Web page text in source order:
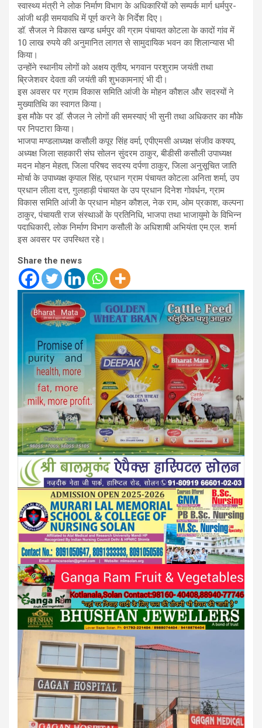
स्वास्थ्य मंत्री ने लोक निर्माण विभाग के अधिकारियों को सम्पर्क मार्ग धर्मपुर-
आंजी थड़ी समयावधि में पूर्ण करने के निर्देश दिए।
डॉ. सैजल ने विकास खण्ड धर्मपुर की ग्राम पंचायत कोटला के कादों गांव में
10 लाख रुपये की अनुमानित लागत से सामुदायिक भवन का शिलान्यास भी
किया।
उन्होंने स्थानीय लोगों को अक्षय तृतीय, भगवान परशुराम जयंती तथा
ब्रिजेशवर देवता की जयंती की शुभकामनाएं भी दी।
इस अवसर पर ग्राम विकास समिति आंजी के मोहन कौशल और सदस्यों ने
मुख्यातिथि का स्वागत किया।
इस मौके पर डॉ. सैजल ने लोगों की समस्याएं भी सुनी तथा अधिकतर का मौके
पर निपटारा किया।
भाजपा मण्डलाध्यक्ष कसौली कपूर सिंह वर्मा, एपीएमसी अध्यक्ष संजीव कश्यप,
अध्यक्ष जिला सहकारी संघ सोलन सुंदरम ठाकुर, बीडीसी कसौली उपाध्यक्ष
मदन मोहन मेहता, जिला परिषद सदस्य दर्पणा ठाकुर, जिला अनुसूचित जाति
मोर्चा के उपाध्यक्ष कृपाल सिंह, प्रधान ग्राम पंचायत कोटला अनिता शर्मा, उप
प्रधान लीला दत्त, गुलहाड़ी पंचायत के उप प्रधान दिनेश गोवर्धन, ग्राम
विकास समिति आंजी के प्रधान मोहन कौशल, नेक राम, ओम प्रकाश, कल्पना
ठाकुर, पंचायती राज संस्थाओं के प्रतिनिधि, भाजपा तथा भाजायुमो के विभिन्न
पदाधिकारी, लोक निर्माण विभाग कसौली के अधिशाषी अभियंता एम.एल. शर्मा
इस अवसर पर उपस्थित रहे।
Share the news